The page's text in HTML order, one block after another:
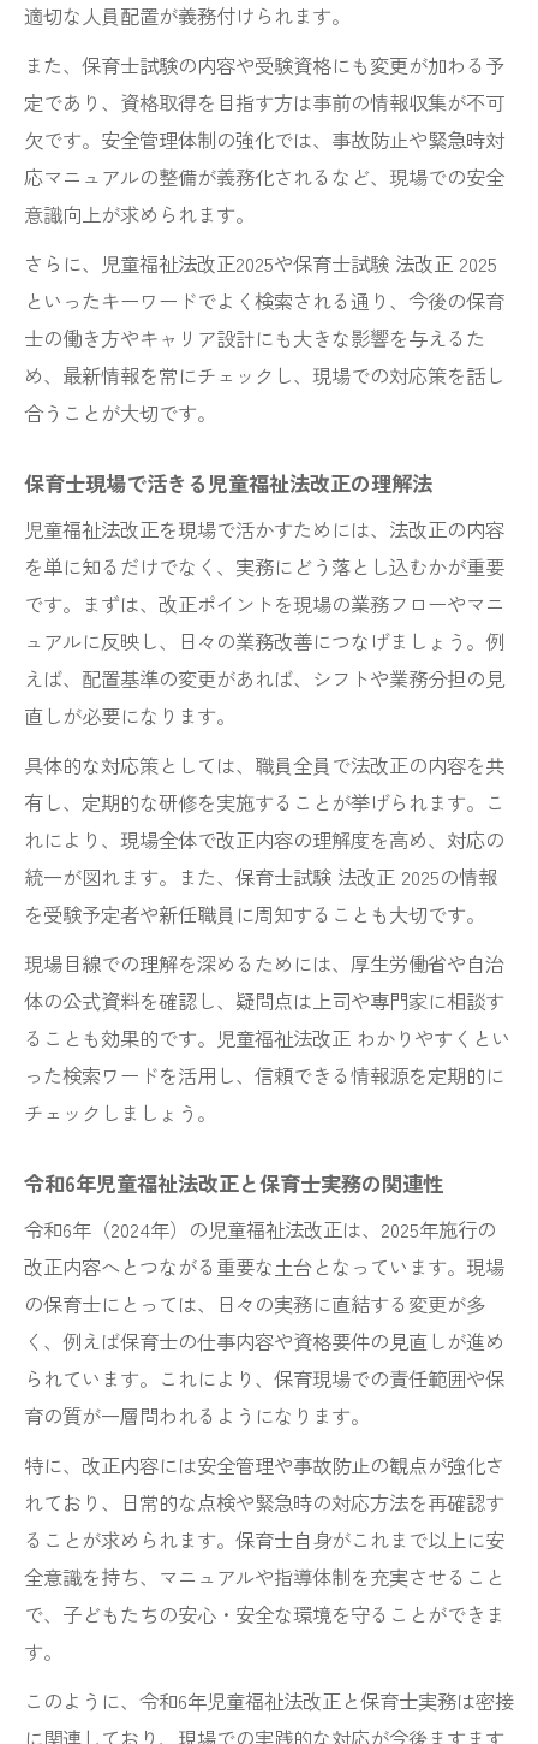
適切な人員配置が義務付けられます。
また、保育士試験の内容や受験資格にも変更が加わる予
定であり、資格取得を目指す方は事前の情報収集が不可
欠です。安全管理体制の強化では、事故防止や緊急時対
応マニュアルの整備が義務化されるなど、現場での安全
意識向上が求められます。
さらに、児童福祉法改正2025や保育士試験 法改正 2025
といったキーワードでよく検索される通り、今後の保育
士の働き方やキャリア設計にも大きな影響を与えるた
め、最新情報を常にチェックし、現場での対応策を話し
合うことが大切です。
保育士現場で活きる児童福祉法改正の理解法
児童福祉法改正を現場で活かすためには、法改正の内容
を単に知るだけでなく、実務にどう落とし込むかが重要
です。まずは、改正ポイントを現場の業務フローやマニ
ュアルに反映し、日々の業務改善につなげましょう。例
えば、配置基準の変更があれば、シフトや業務分担の見
直しが必要になります。
具体的な対応策としては、職員全員で法改正の内容を共
有し、定期的な研修を実施することが挙げられます。こ
れにより、現場全体で改正内容の理解度を高め、対応の
統一が図れます。また、保育士試験 法改正 2025の情報
を受験予定者や新任職員に周知することも大切です。
現場目線での理解を深めるためには、厚生労働省や自治
体の公式資料を確認し、疑問点は上司や専門家に相談す
ることも効果的です。児童福祉法改正 わかりやすくとい
った検索ワードを活用し、信頼できる情報源を定期的に
チェックしましょう。
令和6年児童福祉法改正と保育士実務の関連性
令和6年（2024年）の児童福祉法改正は、2025年施行の
改正内容へとつながる重要な土台となっています。現場
の保育士にとっては、日々の実務に直結する変更が多
く、例えば保育士の仕事内容や資格要件の見直しが進め
られています。これにより、保育現場での責任範囲や保
育の質が一層問われるようになります。
特に、改正内容には安全管理や事故防止の観点が強化さ
れており、日常的な点検や緊急時の対応方法を再確認す
ることが求められます。保育士自身がこれまで以上に安
全意識を持ち、マニュアルや指導体制を充実させること
で、子どもたちの安心・安全な環境を守ることができま
す。
このように、令和6年児童福祉法改正と保育士実務は密接
に関連しており、現場での実践的な対応が今後ますます